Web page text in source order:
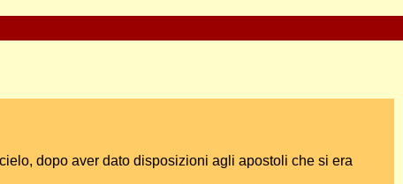
dopo aver dato disposizioni agli apostoli che si era